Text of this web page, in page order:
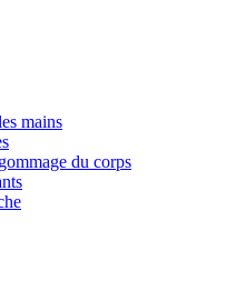
mains
du corps